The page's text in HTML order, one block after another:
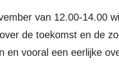
de toekomst en de
en vooral een eerlijke